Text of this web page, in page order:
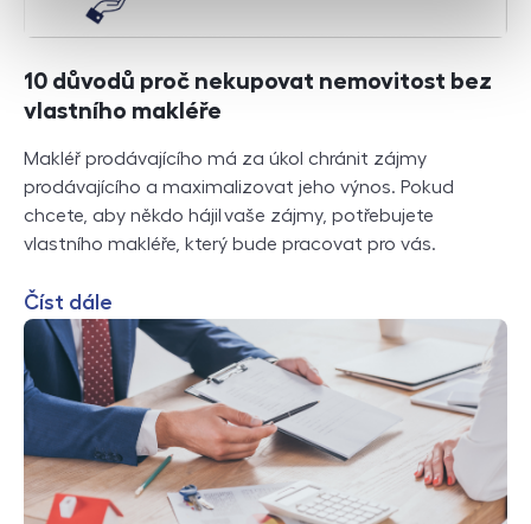
10 důvodů proč nekupovat nemovitost bez
vlastního makléře
Makléř prodávajícího má za úkol chránit zájmy
prodávajícího a maximalizovat jeho výnos. Pokud
chcete, aby někdo hájil vaše zájmy, potřebujete
vlastního makléře, který bude pracovat pro vás.
Číst dále